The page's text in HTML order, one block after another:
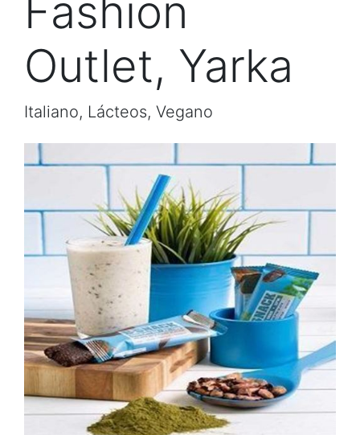
Fashion
Outlet, Yarka
Italiano, Lácteos, Vegano